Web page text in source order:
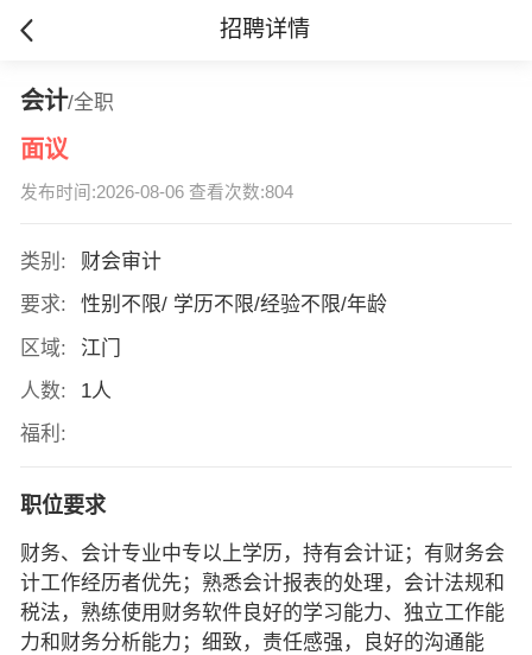
招聘详情
会计/全职
面议
发布时间:2026-08-06 查看次数:804
类别:
财会审计
要求:
性别不限/ 学历不限/经验不限/年龄
区域:
江门
人数:
1人
福利:
职位要求
财务、会计专业中专以上学历，持有会计证；有财务会
计工作经历者优先；熟悉会计报表的处理，会计法规和
税法，熟练使用财务软件良好的学习能力、独立工作能
力和财务分析能力；细致，责任感强，良好的沟通能